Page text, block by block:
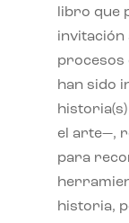
libro que
invitación
procesos
han sido
el arte—,
para
historia,